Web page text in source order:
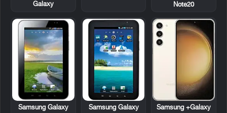
Note20
Galaxy
Samsung +Galaxy
Samsung Galaxy
Samsung Galaxy